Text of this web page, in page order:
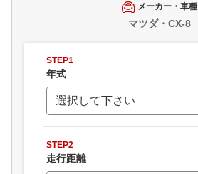
メーカー・車種
マツダ・CX-8
STEP1
年式
STEP2
走行距離